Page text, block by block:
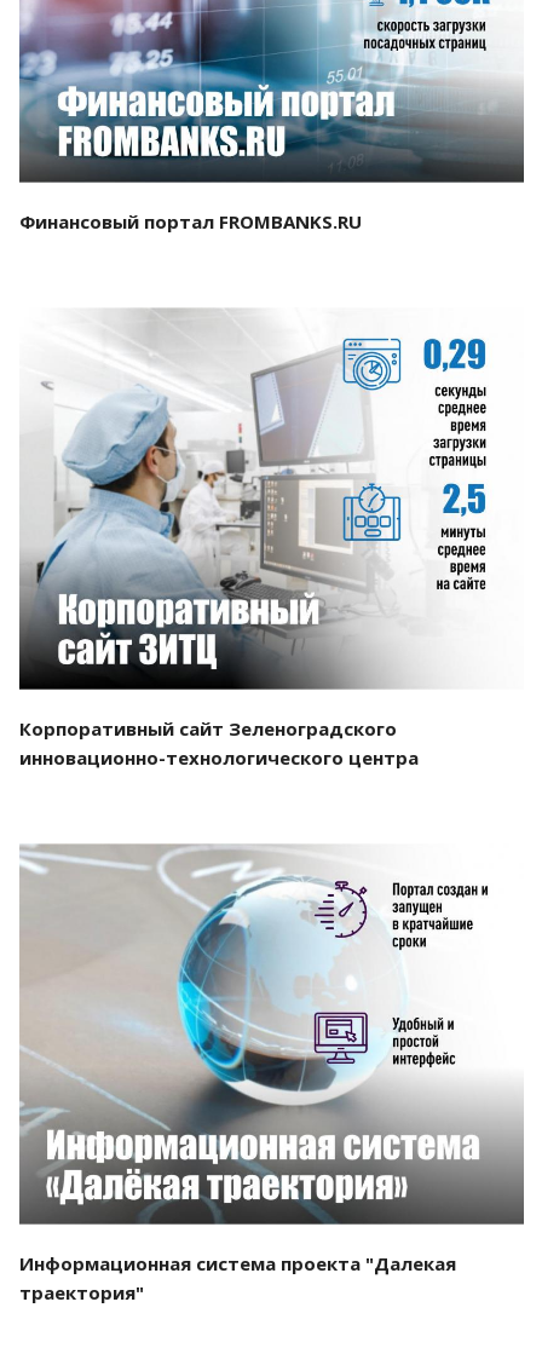
Смотреть проект
Финансовый портал FROMBANKS.RU
Смотреть проект
Корпоративный сайт Зеленоградского
инновационно-технологического центра
Смотреть проект
Информационная система проекта "Далекая
траектория"